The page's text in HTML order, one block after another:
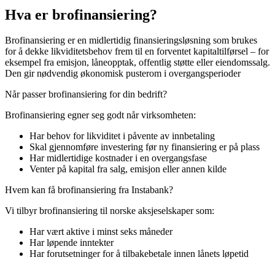
Hva er brofinansiering?
Brofinansiering er en midlertidig finansieringsløsning som brukes
for å dekke likviditetsbehov frem til en forventet kapitaltilførsel – for
eksempel fra emisjon, låneopptak, offentlig støtte eller eiendomssalg.
Den gir nødvendig økonomisk pusterom i overgangsperioder
Når passer brofinansiering for din bedrift?
Brofinansiering egner seg godt når virksomheten:
Har behov for likviditet i påvente av innbetaling
Skal gjennomføre investering før ny finansiering er på plass
Har midlertidige kostnader i en overgangsfase
Venter på kapital fra salg, emisjon eller annen kilde
Hvem kan få brofinansiering fra Instabank?
Vi tilbyr brofinansiering til norske aksjeselskaper som:
Har vært aktive i minst seks måneder
Har løpende inntekter
Har forutsetninger for å tilbakebetale innen lånets løpetid